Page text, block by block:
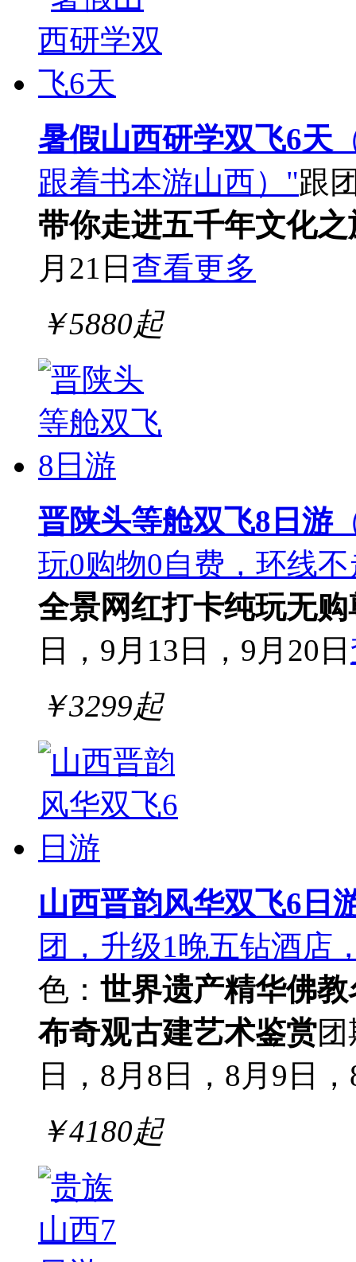
暑假山西研学双飞6天
跟着书本游山西）"跟
带你走进五千年文化之
月21日 查看更多
￥5880起
晋陕头等舱双飞8日游
玩0购物0自费，环线
全景网红打卡纯玩无购
日，9月13日，9月20日
￥3299起
山西晋韵风华双飞6日
团，升级1晚五钻酒店
色： 世界遗产精华佛教
布奇观古建艺术鉴赏
日，8月8日，8月9日
￥4180起